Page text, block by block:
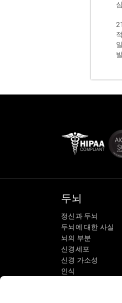
두뇌
정신과 두뇌
두뇌에 대한 사실
뇌의 부분
신경세포
신경 가소성
인식